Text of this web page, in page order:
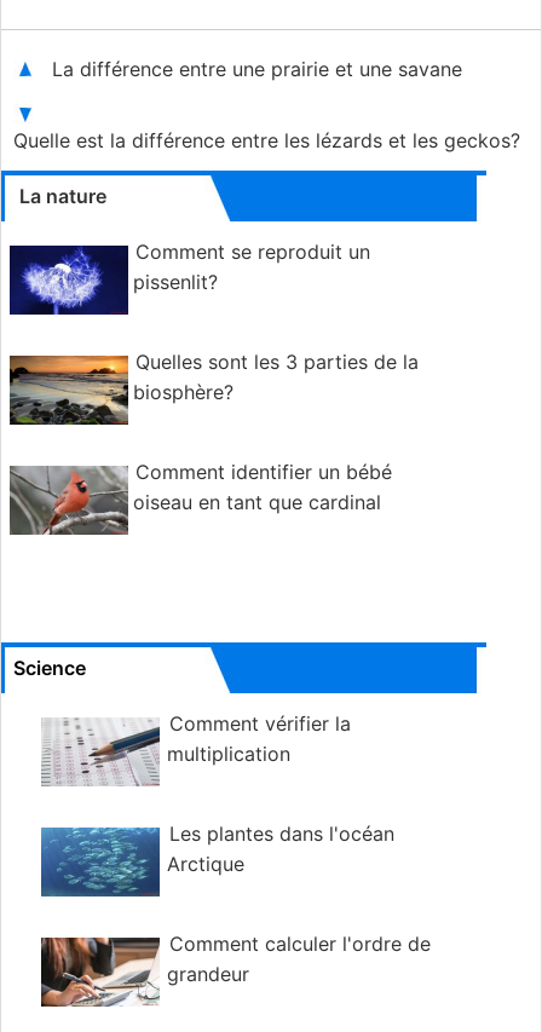
La différence entre une prairie et une savane
Quelle est la différence entre les lézards et les geckos?
La nature
Comment se reproduit un
pissenlit?
Quelles sont les 3 parties de la
biosphère?
Comment identifier un bébé
oiseau en tant que cardinal
Science
Comment vérifier la
multiplication
Les plantes dans l'océan
Arctique
Comment calculer l'ordre de
grandeur